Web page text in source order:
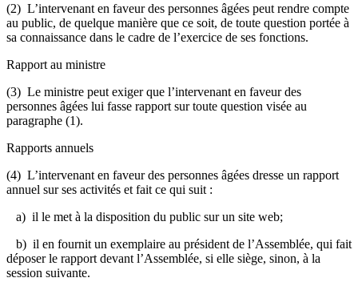
(2) L’intervenant en faveur des personnes âgées peut rendre compte
au public, de quelque manière que ce soit, de toute question portée à
sa connaissance dans le cadre de l’exercice de ses fonctions.
Rapport au ministre
(3) Le ministre peut exiger que l’intervenant en faveur des
personnes âgées lui fasse rapport sur toute question visée au
paragraphe (1).
Rapports annuels
(4) L’intervenant en faveur des personnes âgées dresse un rapport
annuel sur ses activités et fait ce qui suit :
a) il le met à la disposition du public sur un site web;
b) il en fournit un exemplaire au président de l’Assemblée, qui fait
déposer le rapport devant l’Assemblée, si elle siège, sinon, à la
session suivante.